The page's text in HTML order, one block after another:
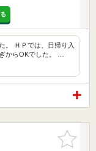
。 ＨＰでは、日帰り入
からOKでした。 …
お気に入
りに追加